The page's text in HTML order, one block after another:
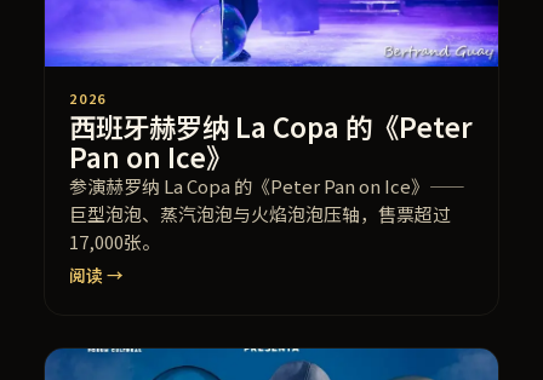
2026
西班牙赫罗纳 La Copa 的《Peter
Pan on Ice》
参演赫罗纳 La Copa 的《Peter Pan on Ice》——
巨型泡泡、蒸汽泡泡与火焰泡泡压轴，售票超过
17,000张。
阅读 →